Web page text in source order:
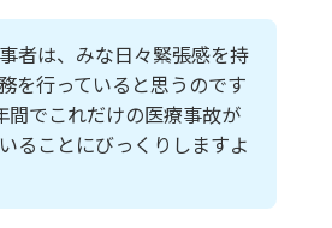
者は、みな日々緊張感を持
を行っていると思うのです
間でこれだけの医療事故が
ることにびっくりしますよ